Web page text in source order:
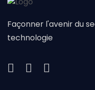
Façonner l'avenir du
technologie